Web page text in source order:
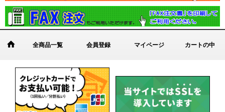
全商品一覧 会員登録 マイページ カートの中